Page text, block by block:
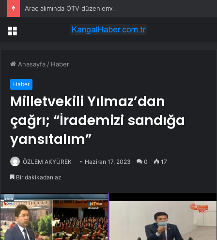
Menü
Anasayfa / Haber
Haber
Milletvekili Yılmaz’dan
çağrı; “İrademizi sandığa
yansıtalım”
ÖZLEM AKYÜREK Haziran 17, 2023 0 17
Bir dakikadan az